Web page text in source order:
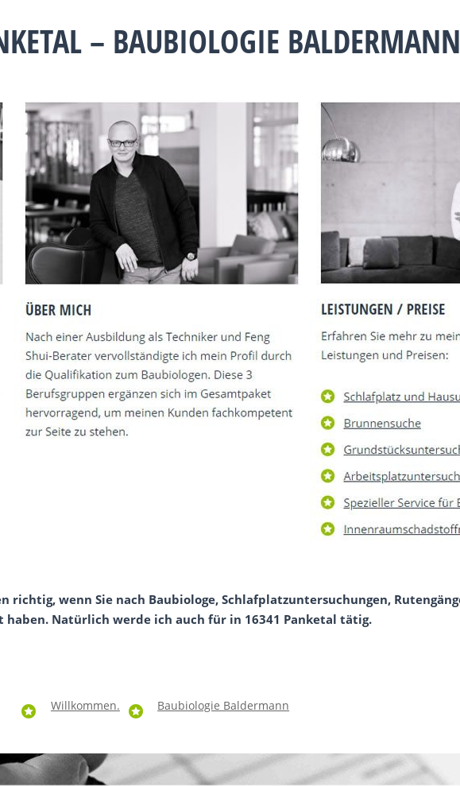
– BAUBIOLOGIE
richtig, wenn Sie nach Baubiologe, Schlafplatzuntersuchungen,
haben. Natürlich werde ich auch für in 16341 Panketal tätig.
Willkommen. Baubiologie Baldermann